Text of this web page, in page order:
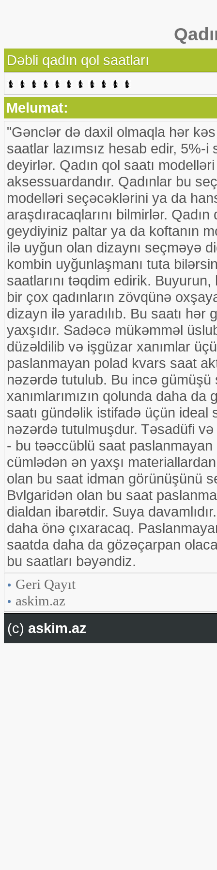
Dəbli qadın qol saatları
Melumat:
"Gənclər də daxil olmaqla hər
saatlar lazımsız hesab edir, 5%-
deyirlər. Qadın qol saatı
aksessuardandır. Qadınlar bu
modelləri seçəcəklərini ya da
araşdıracaqlarını bilmirlər.
geydiyiniz paltar ya da koftanın
ilə uyğun olan dizaynı seçməyə
kombin uyğunlaşmanı tuta
saatlarını təqdim edirik. Buyurun,
bir çox qadınların zövqünə
dizayn ilə yaradılıb. Bu saatı
yaxşıdır. Sadəcə mükəmməl
düzəldilib və işgüzar xanımlar
paslanmayan polad kvars saat
nəzərdə tutulub. Bu incə gümüşü
xanımlarımızın qolunda daha
saatı gündəlik istifadə üçün ideal
nəzərdə tutulmuşdur. Təsadüfi
- bu təəccüblü saat paslanmayan
cümlədən ən yaxşı
olan bu saat idman görünüşünü
Bvlgaridən olan bu saat
dialdan ibarətdir. Suya
daha önə çıxaracaq.
saatda daha da gözəçarpan
bu saatları bəyəndiz.
Geri Qayıt
askim.az
(c) askim.az